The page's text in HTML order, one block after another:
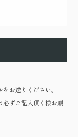
お送りください。
必ずご記入頂く様お願